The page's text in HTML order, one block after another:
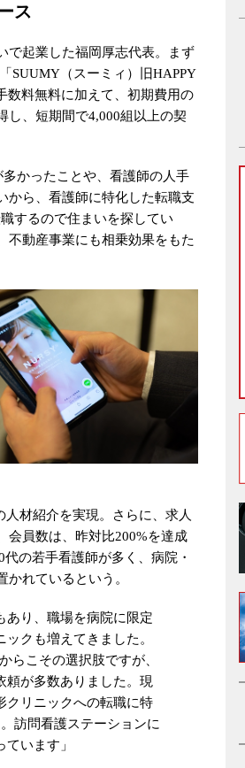
ス
で起業した福岡厚志代表。まず
SUUMY（スーミィ）旧HAPPY
数料無料に加えて、初期費用の
し、短期間で4,000組以上の契
かったことや、看護師の人手
から、看護師に特化した転職支
するので住まいを探してい
不動産事業にも相乗効果をもた
材紹介を実現。さらに、求人
会員数は、昨対比200%を達成
の若手看護師が多く、病院・
れているという。
あり、職場を病院に限定
クも増えてきました。
らこその選択肢ですが、
頼が多数ありました。現
クリニックへの転職に特
訪問看護ステーションに
います」